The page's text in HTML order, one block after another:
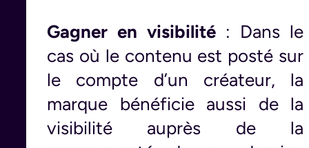
Gagner en visibilité : Dans le
cas où le contenu est posté sur
le compte d’un créateur, la
marque bénéficie aussi de la
visibilité auprès de la